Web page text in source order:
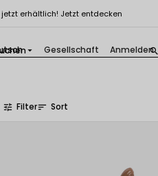
erhältlich! Jetzt entdecken
search
 Gesellschaft Anmelden
tune Filtersort Sort